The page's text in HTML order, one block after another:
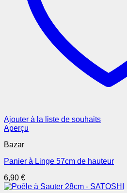
Ajouter à la liste de souhaits
Aperçu
Bazar
Panier à Linge 57cm de hauteur
6,90 €